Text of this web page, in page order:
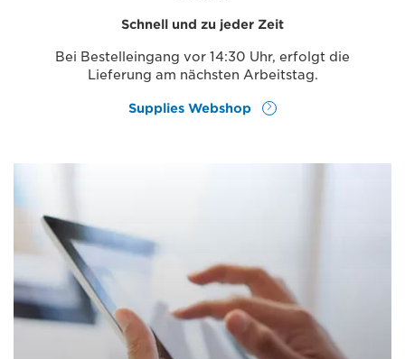
Schnell und zu jeder Zeit
Bei Bestelleingang vor 14:30 Uhr, erfolgt die
Lieferung am nächsten Arbeitstag.
Supplies Webshop